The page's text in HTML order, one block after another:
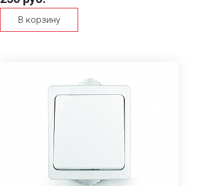
В корзину